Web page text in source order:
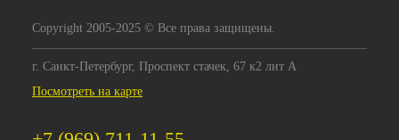
Copyright 2005-2025 © Все права защищены.
г. Санкт-Петербург, Проспект стачек, 67 к2 лит А
Посмотреть на карте